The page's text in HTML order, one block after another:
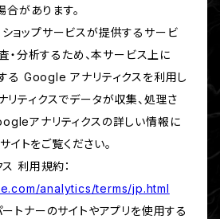
があります。
ショップサービスが提供するサービ
・分析するため、本サービス上に
Google アナリティクスを利用し
リティクスでデータが収集、処理さ
アナリティクスの詳しい情報に
イトをご覧ください。
利用規約：
analytics/terms/jp.html
トナーのサイトやアプリを使用する